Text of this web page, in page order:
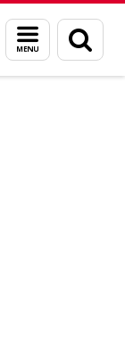
Menu
en
zoeken